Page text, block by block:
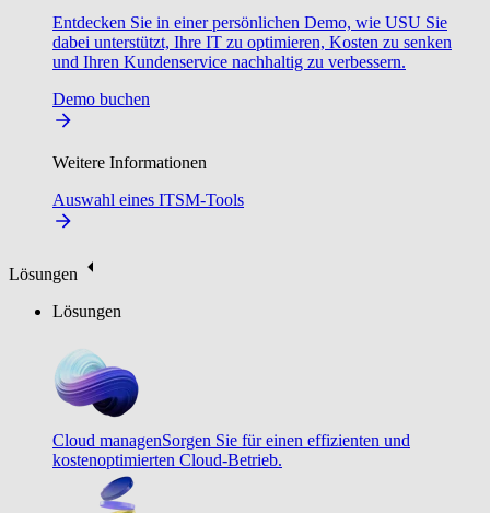
Entdecken Sie in einer persönlichen Demo, wie USU Sie
dabei unterstützt, Ihre IT zu optimieren, Kosten zu senken
und Ihren Kundenservice nachhaltig zu verbessern.
Demo buchen
Weitere Informationen
Auswahl eines ITSM-Tools
Lösungen
Lösungen
Cloud managenSorgen Sie für einen effizienten und
kostenoptimierten Cloud-Betrieb.